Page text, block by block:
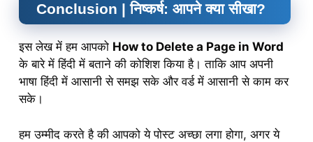
Conclusion | निष्कर्ष: आपने क्या सीखा?
इस लेख में हम आपको How to Delete a Page in Word
के बारे में हिंदी में बताने की कोशिश किया है। ताकि आप अपनी
भाषा हिंदी में आसानी से समझ सके और वर्ड में आसानी से काम कर
सके।
हम उम्मीद करते है की आपको ये पोस्ट अच्छा लगा होगा, अगर ये